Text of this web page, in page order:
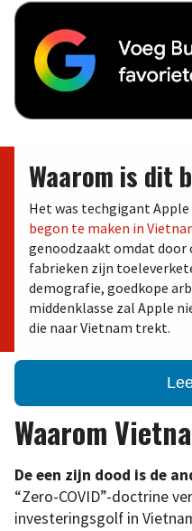
Waarom is dit
Het was techgigant Apple
begon te maken in
genoodzaakt omdat door
fabrieken zijn
demografie, goedkope
middenklasse zal Apple
die naar Vietnam trekt.
Waarom
De een zijn dood is de
“Zero-COVID”-doctrine
investeringsgolf in